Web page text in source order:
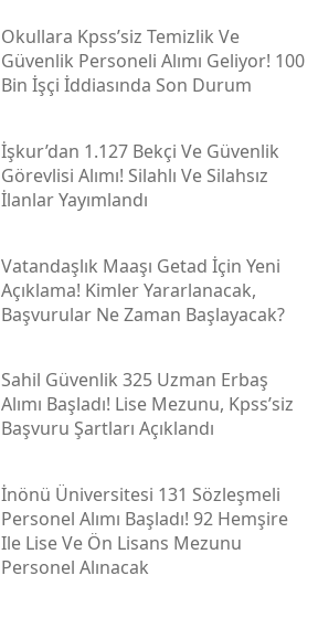
Okullara Kpss’siz Temizlik Ve
Güvenlik Personeli Alımı Geliyor! 100
Bin İşçi İddiasında Son Durum
İşkur’dan 1.127 Bekçi Ve Güvenlik
Görevlisi Alımı! Silahlı Ve Silahsız
İlanlar Yayımlandı
Vatandaşlık Maaşı Getad İçin Yeni
Açıklama! Kimler Yararlanacak,
Başvurular Ne Zaman Başlayacak?
Sahil Güvenlik 325 Uzman Erbaş
Alımı Başladı! Lise Mezunu, Kpss’siz
Başvuru Şartları Açıklandı
İnönü Üniversitesi 131 Sözleşmeli
Personel Alımı Başladı! 92 Hemşire
Ile Lise Ve Ön Lisans Mezunu
Personel Alınacak